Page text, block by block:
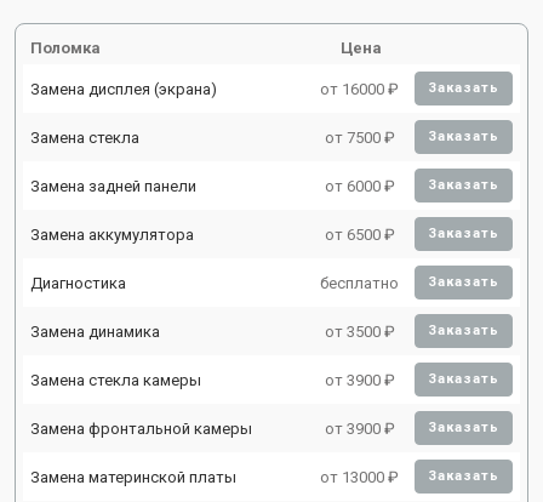
Поломка Цена
Замена дисплея (экрана) от 16000 ₽ Заказать
Замена стекла от 7500 ₽ Заказать
Замена задней панели от 6000 ₽ Заказать
Замена аккумулятора от 6500 ₽ Заказать
Диагностика бесплатно Заказать
Замена динамика от 3500 ₽ Заказать
Замена стекла камеры от 3900 ₽ Заказать
Замена фронтальной камеры от 3900 ₽ Заказать
Замена материнской платы от 13000 ₽ Заказать